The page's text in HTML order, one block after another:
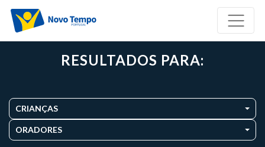
RESULTADOS PARA:
CRIANÇAS
ORADORES